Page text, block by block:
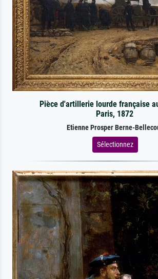
Pièce d'artillerie lourde française
Paris, 1872
Etienne Prosper Berne-
Sélectionnez